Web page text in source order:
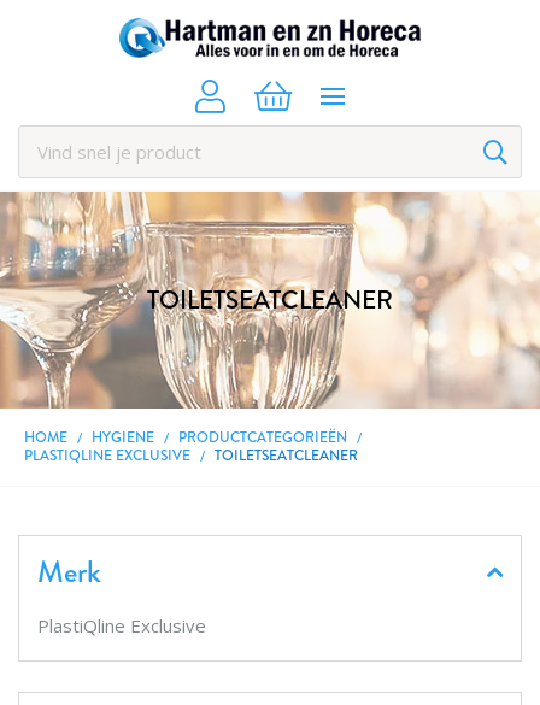
TOILETSEATCLEANER
HOME HYGIENE
PRODUCTCATEGORIEËN
PLASTIQLINE EXCLUSIVE
TOILETSEATCLEANER
Merk
PlastiQline Exclusive